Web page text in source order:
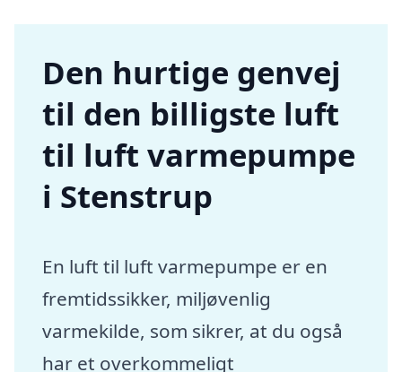
Den hurtige genvej
til den billigste luft
til luft varmepumpe
i Stenstrup
En luft til luft varmepumpe er en
fremtidssikker, miljøvenlig
varmekilde, som sikrer, at du også
har et overkommeligt